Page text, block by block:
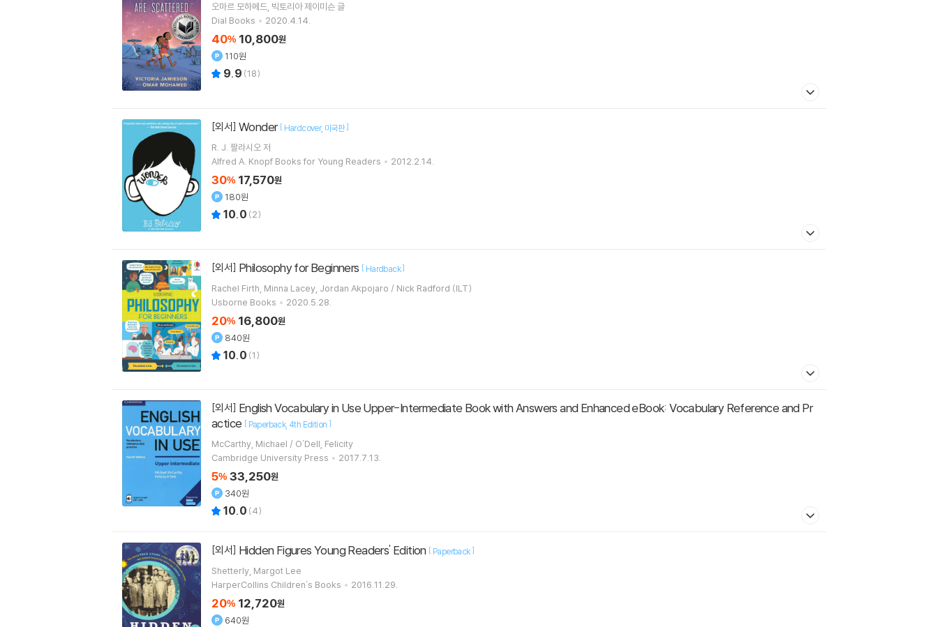
오마르 모하메드 빅토리아 제이미슨글
Dial Books
2020.4.14.
40% 10,800원
110원
9.9 (18)
[외서] Wonder [ Hardcover 미국판]
R. J. 팔라시오저
Alfred A. Knopf Books for Young Readers
2012.2.14.
30% 17,570원
180원
10.0 (2)
[외서] Philosophy for Beginners [ Hardback]
Rachel Firth, Minna Lacey, Jordan Akpojaro / Nick Radford (ILT)
Usborne Books
2020.5.28.
20% 16,800원
840원
10.0 (1)
[외서]
actice [ Paperback 4th Edition ]
McCarthy, Michael / O'Dell, Felicity
Cambridge University Press
2017.7.13.
5% 33,250원
340원
10.0 (4)
[외서] Hidden Figures Young Readers' Edition [ Paperback]
Shetterly, Margot Lee
HarperCollins Children's Books
2016.11.29.
20% 12,720원
640원